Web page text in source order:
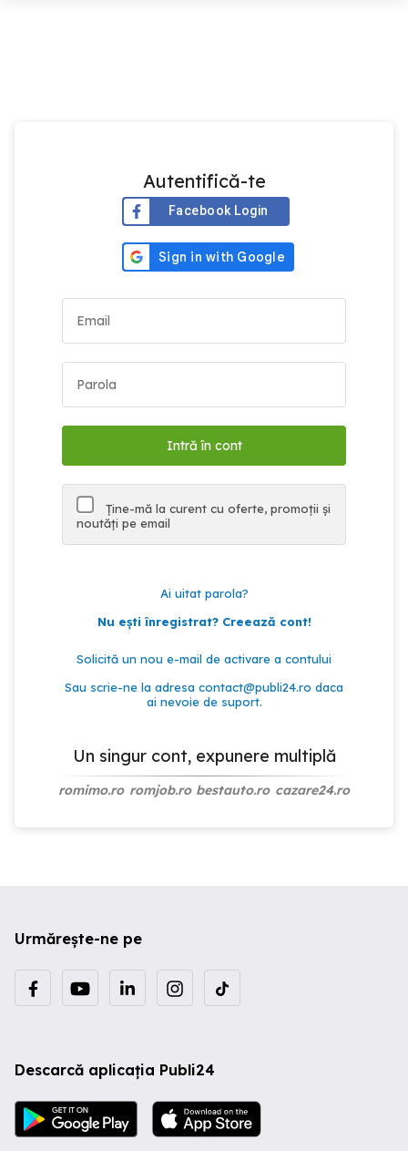
Autentifică-te
Facebook Login
Ține-mă la curent cu oferte, promoții și
noutăți pe email
Ai uitat parola?
Nu ești înregistrat? Creează cont!
Solicită un nou e-mail de activare a contului
Sau scrie-ne la adresa contact@publi24.ro daca
ai nevoie de suport.
Un singur cont, expunere multiplă
romimo.ro romjob.ro bestauto.ro cazare24.ro
Urmărește-ne pe
Descarcă aplicația Publi24